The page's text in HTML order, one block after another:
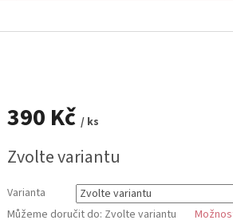
390 Kč / ks
cena:
Zvolte variantu
Varianta
Můžeme doručit do: Zvolte variantu